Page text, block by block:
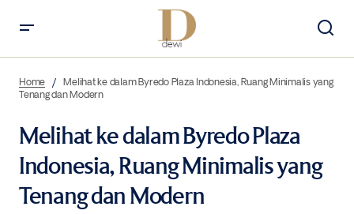
Tenang dan Modern
Home
Melihat ke dalam Byredo Plaza Indonesia, Ruang Minimalis yang
Tenang dan Modern
Melihat ke dalam Byredo Plaza
Indonesia, Ruang Minimalis yang
Tenang dan Modern